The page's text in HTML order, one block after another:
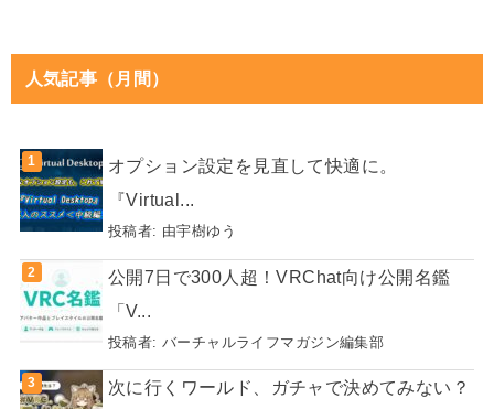
人気記事（月間）
オプション設定を見直して快適に。
『Virtual...
投稿者: 由宇樹ゆう
公開7日で300人超！VRChat向け公開名鑑
「V...
投稿者: バーチャルライフマガジン編集部
次に行くワールド、ガチャで決めてみない？